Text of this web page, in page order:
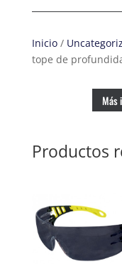
Inicio/
tope de
Más
Productos